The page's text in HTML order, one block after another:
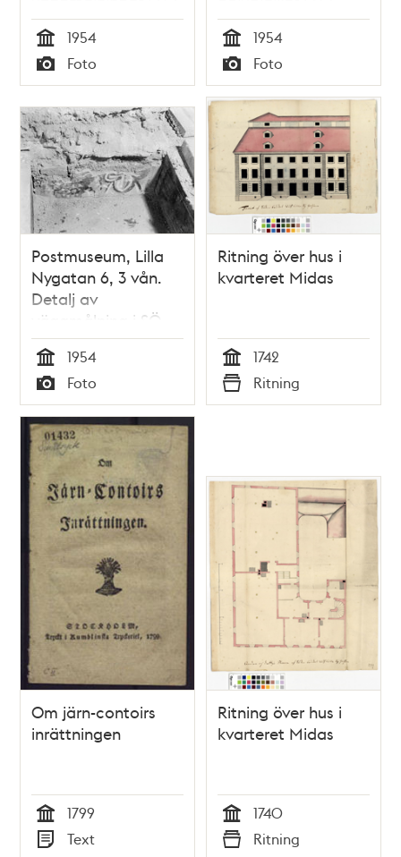
hörnrummet
Tid
1954
Typ
Foto
hörnrummet.
Tid
1954
Typ
Foto
Postmuseum, Lilla
Nygatan 6, 3 vån.
Detalj av
väggmålning i SÖ
hörnrummet
Tid
1954
Typ
Foto
Ritning över hus i
kvarteret Midas
Tid
1742
Typ
Ritning
Om järn-contoirs
inrättningen
Tid
1799
Text
Ritning över hus i
kvarteret Midas
Tid
1740
Ritning